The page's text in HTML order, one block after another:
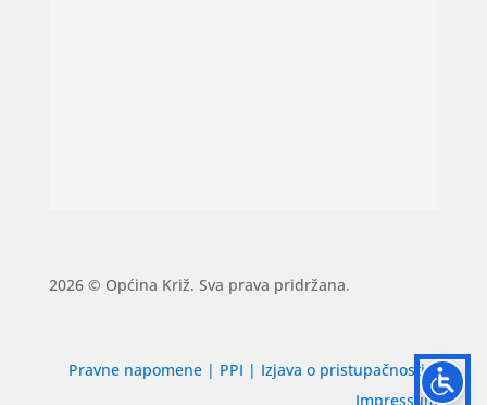
2026 © Općina Križ. Sva prava pridržana.
Pravne napomene | PPI | Izjava o pristupačnosti|
Impressum